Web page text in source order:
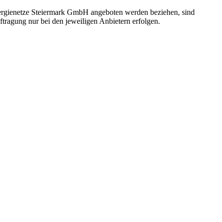
Steiermark GmbH angeboten werden beziehen, sind
nur bei den jeweiligen Anbietern erfolgen.